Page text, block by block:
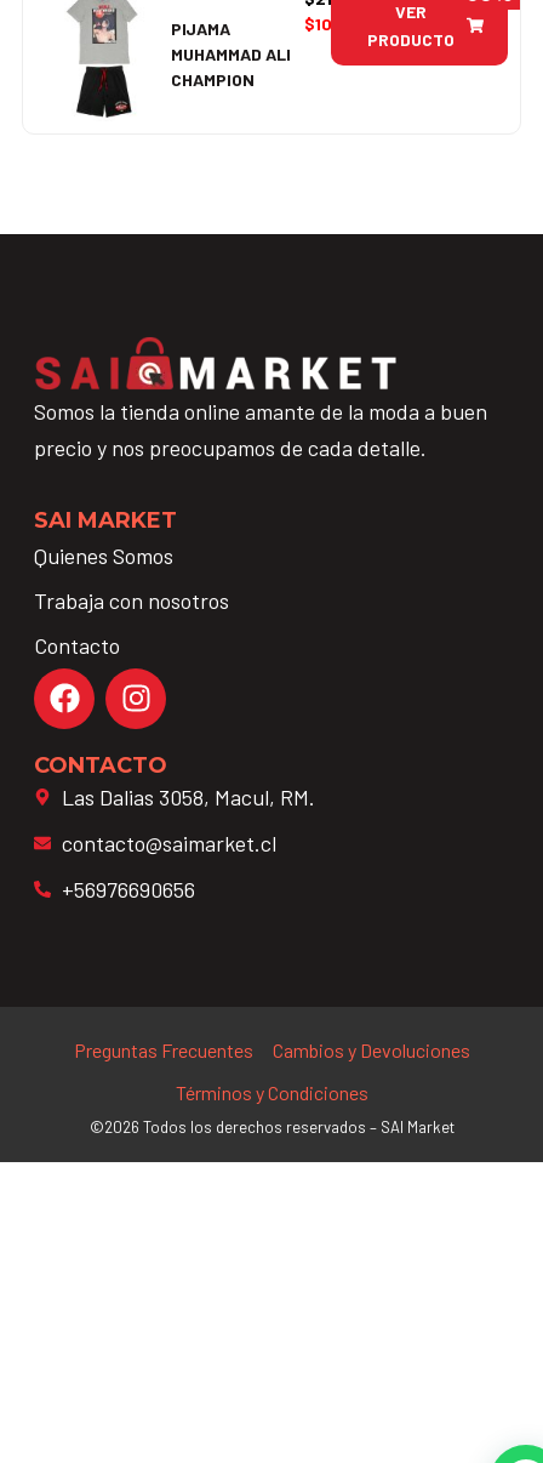
PIJAMA
MUHAMMAD ALI
CHAMPION
$10.995
VER
PRODUCTO
Somos la tienda online amante de la moda a buen
precio y nos preocupamos de cada detalle.
SAI MARKET
Quienes Somos
Trabaja con nosotros
Contacto
CONTACTO
Las Dalias 3058, Macul, RM.
contacto@saimarket.cl
+56976690656
Preguntas Frecuentes
Cambios y Devoluciones
Términos y Condiciones
©2026 Todos los derechos reservados – SAI Market